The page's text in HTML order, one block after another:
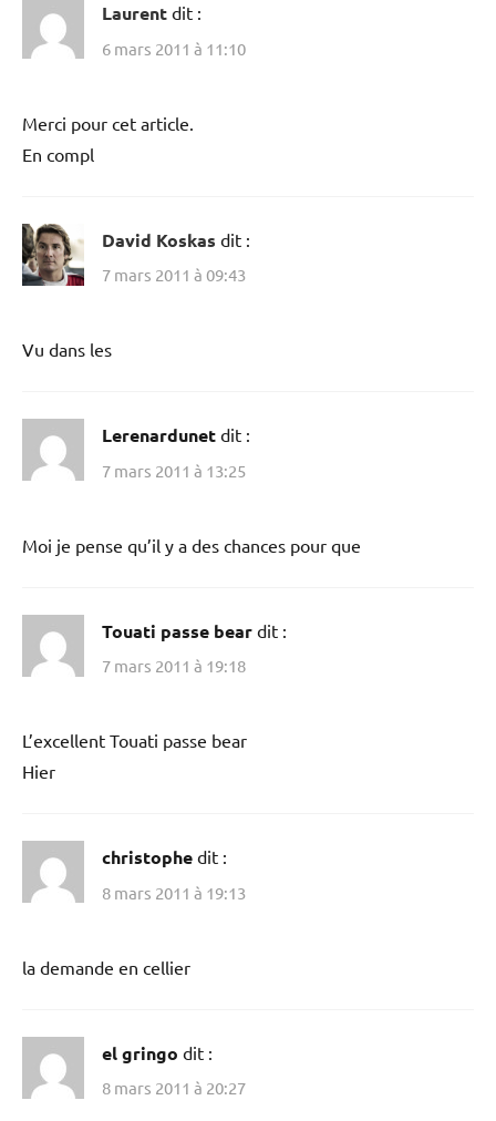
Laurent dit :
6 mars 2011 à 11:10
Merci pour cet article.
En compl
David Koskas dit :
7 mars 2011 à 09:43
Vu dans les
Lerenardunet dit :
7 mars 2011 à 13:25
Moi je pense qu’il y a des chances pour que
Touati passe bear dit :
7 mars 2011 à 19:18
L’excellent Touati passe bear
Hier
christophe dit :
8 mars 2011 à 19:13
la demande en cellier
el gringo dit :
8 mars 2011 à 20:27